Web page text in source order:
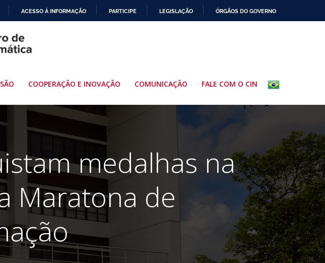
ACESSO À INFORMAÇÃO PARTICIPE LEGISLAÇÃO ÓRGÃOS DO GOVERNO
COOPERAÇÃO E INOVAÇÃO COMUNICAÇÃO FALE COM O CIN
medalhas na
Maratona de